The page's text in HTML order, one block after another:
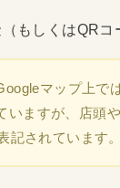
もしくはQRコ
マップ上で
いますが、店頭
記されています。